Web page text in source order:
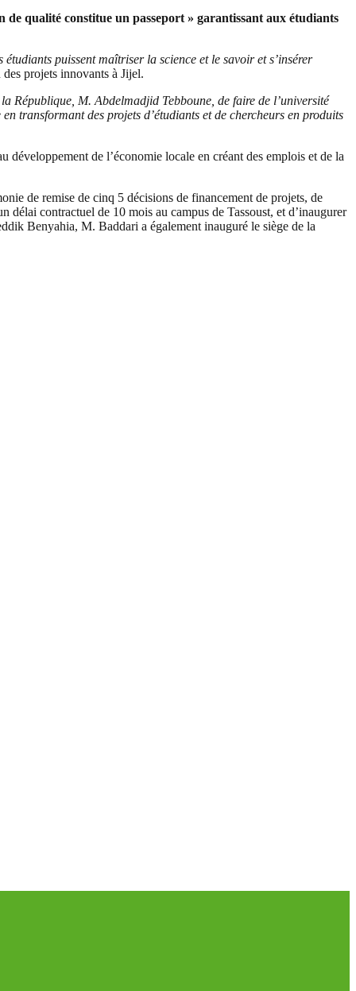
qualité constitue un passeport » garantissant aux étudiants
puissent maîtriser la science et le savoir et s’insérer
projets innovants à Jijel.
République, M. Abdelmadjid Tebboune, de faire de l’université
transformant des projets d’étudiants et de chercheurs en produits
développement de l’économie locale en créant des emplois et de la
de remise de cinq 5 décisions de financement de projets, de
délai contractuel de 10 mois au campus de Tassoust, et d’inaugurer
Benyahia, M. Baddari a également inauguré le siège de la